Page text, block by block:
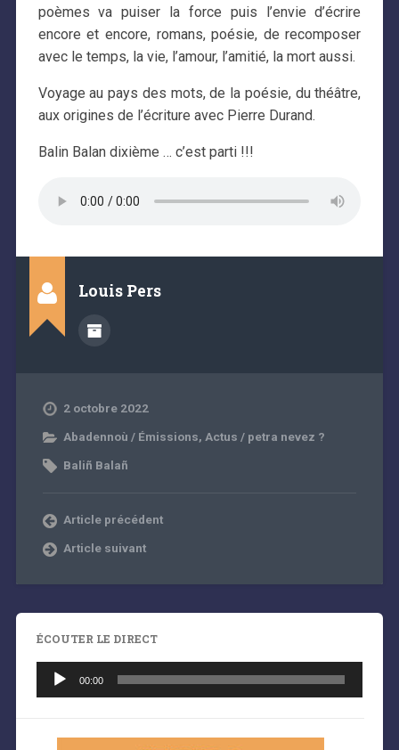
poèmes va puiser la force puis l’envie d’écrire
encore et encore, romans, poésie, de recomposer
avec le temps, la vie, l’amour, l’amitié, la mort aussi.
Voyage au pays des mots, de la poésie, du théâtre,
aux origines de l’écriture avec Pierre Durand.
Balin Balan dixième … c’est parti !!!
Louis Pers
2 octobre 2022
Abadennoù / Émissions, Actus / petra nevez ?
Baliñ Balañ
Article précédent
Article suivant
ÉCOUTER LE DIRECT
audio
00:00